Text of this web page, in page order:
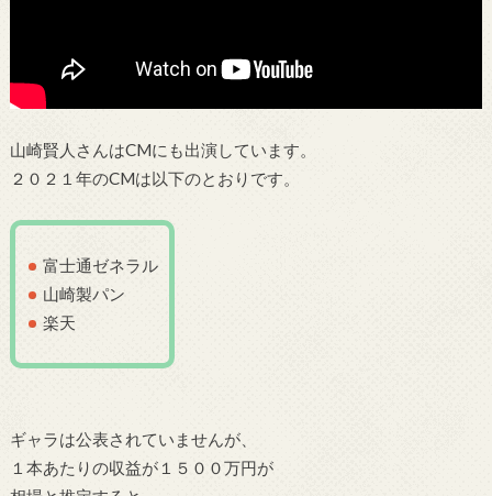
山崎賢人さんはCMにも出演しています。
２０２１年のCMは以下のとおりです。
富士通ゼネラル
山崎製パン
楽天
ギャラは公表されていませんが、
１本あたりの収益が１５００万円が